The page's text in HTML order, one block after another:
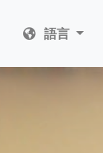
語言